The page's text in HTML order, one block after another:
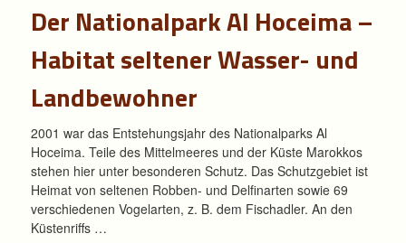
Der Nationalpark Al Hoceima –
Habitat seltener Wasser- und
Landbewohner
2001 war das Entstehungsjahr des Nationalparks Al
Hoceima. Teile des Mittelmeeres und der Küste Marokkos
stehen hier unter besonderen Schutz. Das Schutzgebiet ist
Heimat von seltenen Robben- und Delfinarten sowie 69
verschiedenen Vogelarten, z. B. dem Fischadler. An den
Küstenriffs …